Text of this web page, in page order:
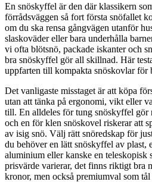
En snöskyffel är den där klassikern
förrådsväggen så fort första snöfallet
om du ska rensa gångvägen utanför
slaskoväder eller bara underhålla
vi ofta blötsnö, packade iskanter och
bra snöskyffel gör all skillnad. Här
uppfarten till kompakta snöskovlar för
Det vanligaste misstaget är att köpa
utan att tänka på ergonomi, vikt eller
till. En alldeles för tung snöskyffel
och en för klen snöskovel riskerar att
av isig snö. Välj rätt snöredskap för
du behöver en lätt snöskyffel av plast,
aluminium eller kanske en
prisvärde varierar, det finns riktigt bra
kronor, men också premiumval som